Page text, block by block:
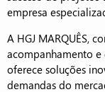
empresa
A HGJ MARQUÊS,
acompanhamento
oferece soluções
demandas do